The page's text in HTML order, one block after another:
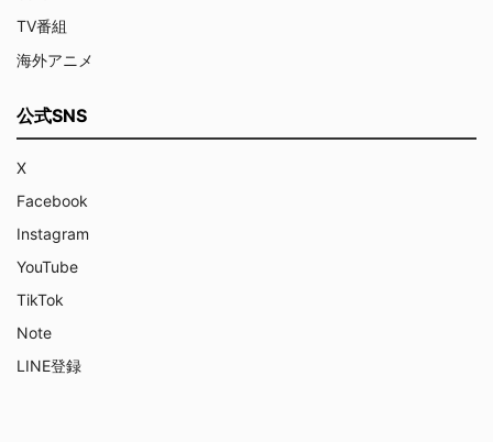
TV番組
海外アニメ
公式SNS
X
Facebook
Instagram
YouTube
TikTok
Note
LINE登録